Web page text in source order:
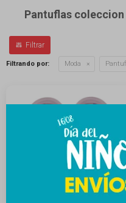
Pantuflas
Filtrando por: Moda